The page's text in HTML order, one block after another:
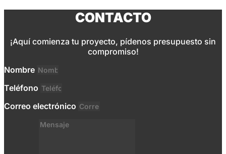
CONTACTO
¡Aquí comienza tu proyecto, pídenos presupuesto sin
compromiso!
Nombre
Teléfono
Correo electrónico